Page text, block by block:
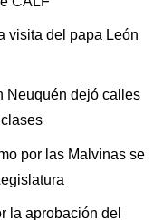
visita del papa León
Neuquén dejó calles
por las Malvinas se
la aprobación del